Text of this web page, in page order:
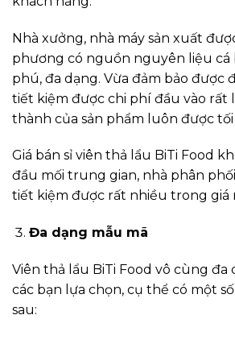
Nhà xưởng, nhà máy sản xuất
phương có nguồn nguyên liệu cá
phú, đa dạng. Vừa đảm bảo được
tiết kiệm được chi phí đầu vào rất
thành của sản phẩm luôn được
Giá bán sỉ viên thả lẩu BiTi Food
đầu mối trung gian, nhà phân
tiết kiệm được rất nhiều trong giá
Đa dạng mẫu mã
Viên thả lẩu BiTi Food vô cùng đa
các bạn lựa chọn, cụ thể có một
sau: